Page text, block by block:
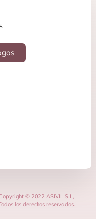
© 2022 ASIVIL S.L,
los derechos reservados.